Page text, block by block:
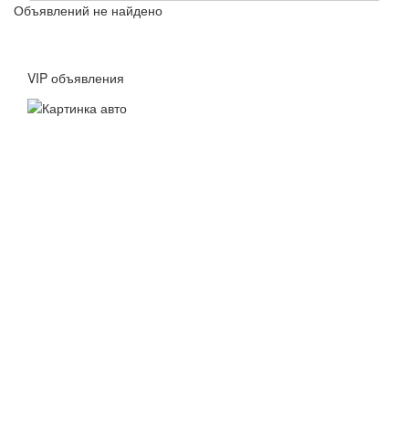
Объявлений не найдено
VIP объявления